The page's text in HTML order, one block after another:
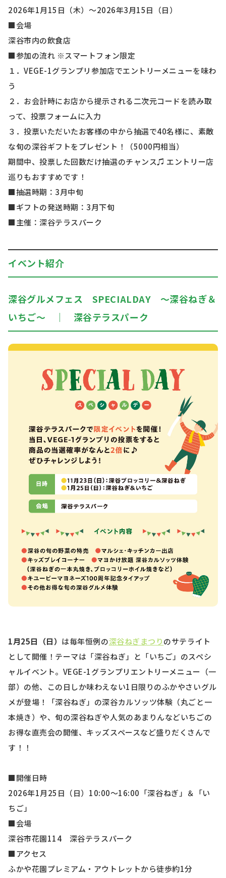
2026年1月15日（木）～2026年3月15日（日）
■会場
深谷市内の飲食店
■参加の流れ ※スマートフォン限定
１．VEGE-1グランプリ参加店でエントリーメニューを味わ
う
２．お会計時にお店から提示される二次元コードを読み取
って、投票フォームに入力
３．投票いただいたお客様の中から抽選で40名様に、素敵
な旬の深谷ギフトをプレゼント！（5000円相当）
期間中、投票した回数だけ抽選のチャンス♫ エントリー店
巡りもおすすめです！
■抽選時期：3月中旬
■ギフトの発送時期：3月下旬
■主催：深谷テラスパーク
イベント紹介
深谷グルメフェス SPECIALDAY ～深谷ねぎ＆
いちご～ ｜ 深谷テラスパーク
1月25日（日） は毎年恒例の深谷ねぎまつりのサテライト
として開催！テーマは「深谷ねぎ」と「いちご」のスペシ
ャルイベント。VEGE-1グランプリエントリーメニュー（一
部）の他、この日しか味わえない1日限りのふかやさいグル
メが登場！「深谷ねぎ」の深谷カルソッツ体験（丸ごと一
本焼き）や、旬の深谷ねぎや人気のあまりんなどいちごの
お得な直売会の開催、キッズスペースなど盛りだくさんで
す！！
■開催日時
2026年1月25日（日）10:00～16:00「深谷ねぎ」＆「い
ちご」
■会場
深谷市花園114 深谷テラスパーク
■アクセス
ふかや花園プレミアム・アウトレットから徒歩約1分